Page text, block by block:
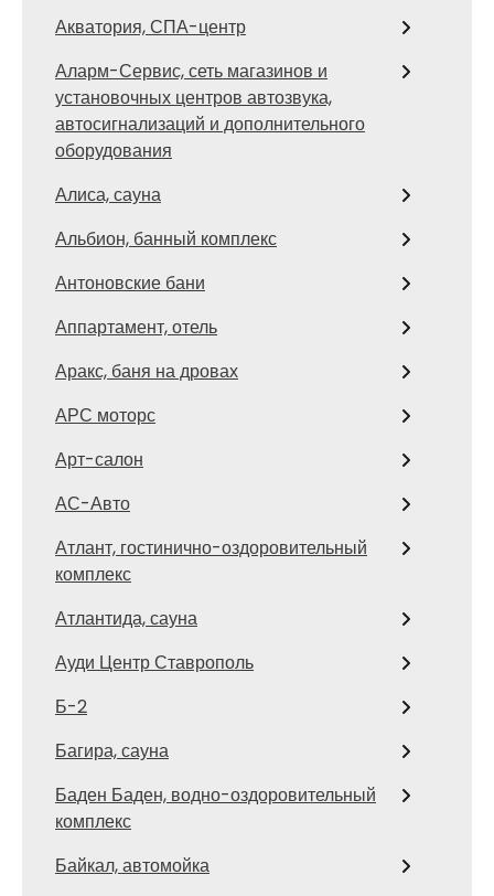
Акватория, СПА-центр
Аларм-Сервис, сеть магазинов и
установочных центров автозвука,
автосигнализаций и дополнительного
оборудования
Алиса, сауна
Альбион, банный комплекс
Антоновские бани
Аппартамент, отель
Аракс, баня на дровах
АРС моторс
Арт-салон
АС-Авто
Атлант, гостинично-оздоровительный
комплекс
Атлантида, сауна
Ауди Центр Ставрополь
Б-2
Багира, сауна
Баден Баден, водно-оздоровительный
комплекс
Байкал, автомойка